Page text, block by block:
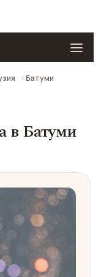
Батуми
в Батуми